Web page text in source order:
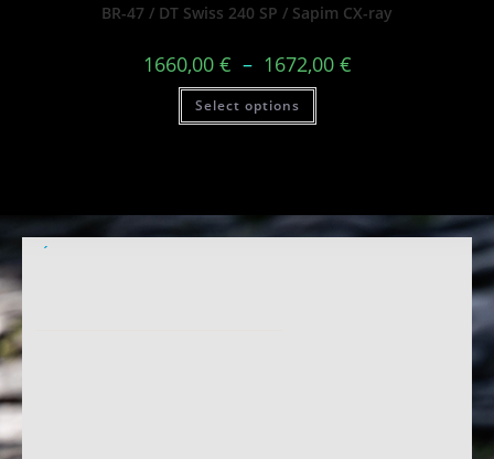
BR-47 / DT Swiss 240 SP / Sapim CX-ray
1660,00 € – 1672,00 €
Select options